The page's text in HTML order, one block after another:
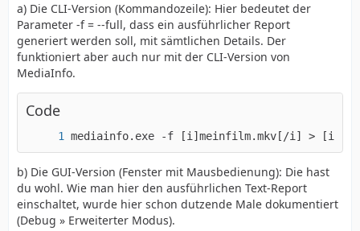
a) Die CLI-Version (Kommandozeile): Hier bedeutet der
Parameter -f = --full, dass ein ausführlicher Report
generiert werden soll, mit sämtlichen Details. Der
funktioniert aber auch nur mit der CLI-Version von
MediaInfo.
Code
mediainfo.exe -f [i]meinfilm.mkv[/i] >
b) Die GUI-Version (Fenster mit Mausbedienung): Die hast
du wohl. Wie man hier den ausführlichen Text-Report
einschaltet, wurde hier schon dutzende Male dokumentiert
(Debug » Erweiterter Modus).